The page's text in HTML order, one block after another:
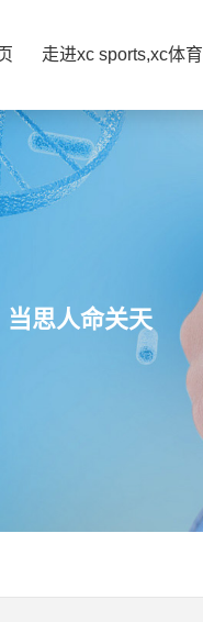
走进xc sports,xc体育
思人命关天